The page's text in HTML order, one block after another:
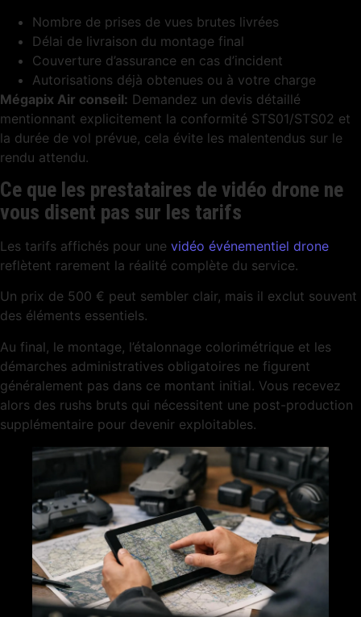
Nombre de prises de vues brutes livrées
Délai de livraison du montage final
Couverture d’assurance en cas d’incident
Autorisations déjà obtenues ou à votre charge
Mégapix Air conseil: Demandez un devis détaillé
mentionnant explicitement la conformité STS01/STS02 et
la durée de vol prévue, cela évite les malentendus sur le
rendu attendu.
Ce que les prestataires de vidéo drone ne
vous disent pas sur les tarifs
Les tarifs affichés pour une vidéo événementiel drone
reflètent rarement la réalité complète du service.
Un prix de 500 € peut sembler clair, mais il exclut souvent
des éléments essentiels.
Au final, le montage, l’étalonnage colorimétrique et les
démarches administratives obligatoires ne figurent
généralement pas dans ce montant initial. Vous recevez
alors des rushs bruts qui nécessitent une post-production
supplémentaire pour devenir exploitables.